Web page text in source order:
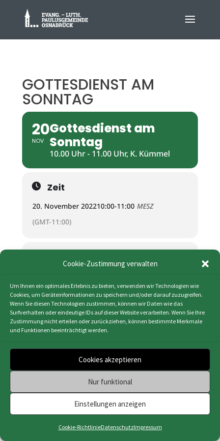
Cookie-Zustimmung verwalten
Um Ihnen ein optimales Erlebnis zu bieten, verwenden wir Technologien wie
Cookies, um Geräteinformationen zu speichern und/oder darauf zuzugreifen.
Wenn Sie diesen Technologien zustimmen, können wir Daten wie das
Surfverhalten oder eindeutige IDs auf dieser Website verarbeiten. Wenn Sie Ihre
Zustimmung nicht erteilen oder zurückziehen, können bestimmte Merkmale
und Funktionen beeinträchtigt werden.
Cookies akzeptieren
Nur funktional
Einstellungen anzeigen
Cookie-RichtlinieDatenschutzImpressum
GOTTESDIENST AM
SONNTAG
20
NOV
Gottesdienst am
Sonntag
10.00 Uhr - 11.00 Uhr, K. Kümmel
Zeit
20. November 202210:00-11:00 MESZ
(GMT-11:00)
KALENDER (ICS)
GOOGLE KALENDER
(EU)|Webdesign & Programmierung | HMF-IT
Osnabrück